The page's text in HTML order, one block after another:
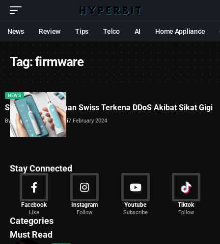
News Review Tips Telco AI Home Appliance
Tag:firmware
NEWS
Sebuah Perusahaan Swiss Terkena DDoS Akibat Sikat Gigi
By Dimas Galih Windudjati7 February 2024
Stay Connected
Facebook
Like
Instagram
Follow
Youtube
Subscribe
Tiktok
Follow
Categories
News
2029 Articles
Must Read